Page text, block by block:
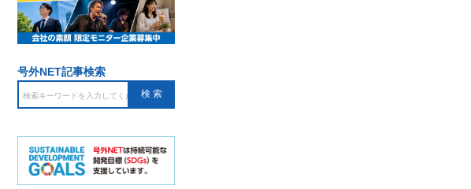
号外NET記事検索